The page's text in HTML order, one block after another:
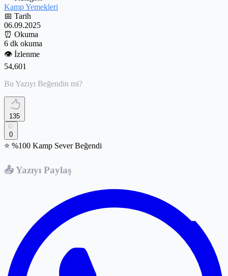
Kamp Yemekleri
📅 Tarih
06.09.2025
⏰ Okuma
6 dk okuma
👁️ İzlenme
54,601
Bu Yazıyı Beğendin mi?
135
0
⭐ %100 Kamp Sever Beğendi
📤 Yazıyı Paylaş